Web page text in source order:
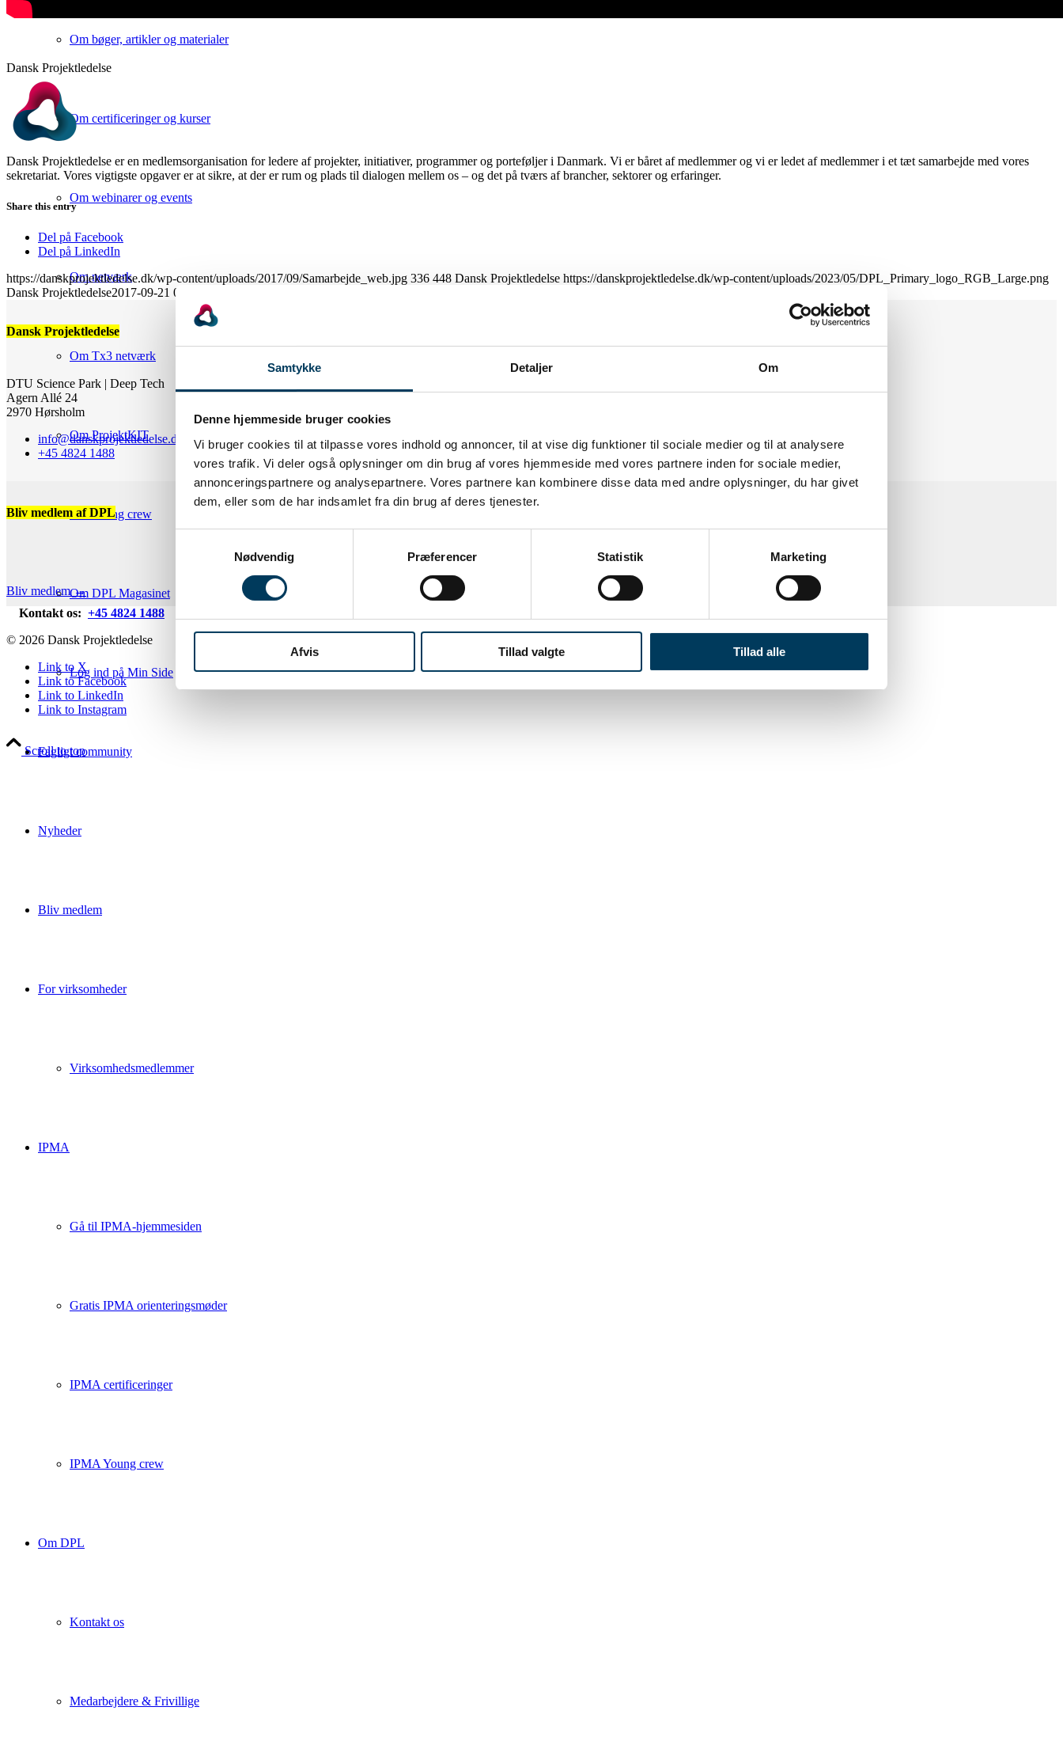
Samtykke Detaljer Om
Denne hjemmeside bruger cookies
Vi bruger cookies til at tilpasse vores indhold og annoncer, til at vise dig funktioner til sociale medier og til at analysere
vores trafik. Vi deler også oplysninger om din brug af vores hjemmeside med vores partnere inden for sociale medier,
annonceringspartnere og analysepartnere. Vores partnere kan kombinere disse data med andre oplysninger, du har givet
dem, eller som de har indsamlet fra din brug af deres tjenester.
Nødvendig
Præferencer Statistik Marketing
Afvis Tillad valgte Tillad alle
Om bøger, artikler og materialer
Om certificeringer og kurser
Om webinarer og events
Om netværk
Om Tx3 netværk
Om ProjektKIT
Om Young crew
Om DPL Magasinet
Log ind på Min Side
Fagligt community
Nyheder
Bliv medlem
For virksomheder
Virksomhedsmedlemmer
IPMA
Gå til IPMA-hjemmesiden
Gratis IPMA orienteringsmøder
IPMA certificeringer
IPMA Young crew
Om DPL
Kontakt os
Medarbejdere & Frivillige
Dansk Projektledelse
Dansk Projektledelse er en medlemsorganisation for ledere af projekter, initiativer, programmer og porteføljer i Danmark. Vi er båret af medlemmer og vi er ledet af medlemmer i et tæt samarbejde med vores
sekretariat. Vores vigtigste opgaver er at sikre, at der er rum og plads til dialogen mellem os – og det på tværs af brancher, sektorer og erfaringer.
Share this entry
Del på Facebook
Del på LinkedIn
https://danskprojektledelse.dk/wp-content/uploads/2017/09/Samarbejde_web.jpg 336 448 Dansk Projektledelse https://danskprojektledelse.dk/wp-content/uploads/2023/05/DPL_Primary_logo_RGB_Large.png
Dansk Projektledelse2017-09-21 09:50:18
Dansk Projektledelse
DTU Science Park | Deep Tech
Agern Allé 24
2970 Hørsholm
info@danskprojektledelse.dk
+45 4824 1488
Bliv medlem af DPL
Som medlem af Dansk Projektledelse bliver du en del af Danmarks stærkeste netværk, med det bæredygtige projekt i fokus.
Bliv medlem →
Kontakt os: +45 4824 1488
© 2026 Dansk Projektledelse
Link to X
Link to Facebook
Link to LinkedIn
Link to Instagram
Scroll to top